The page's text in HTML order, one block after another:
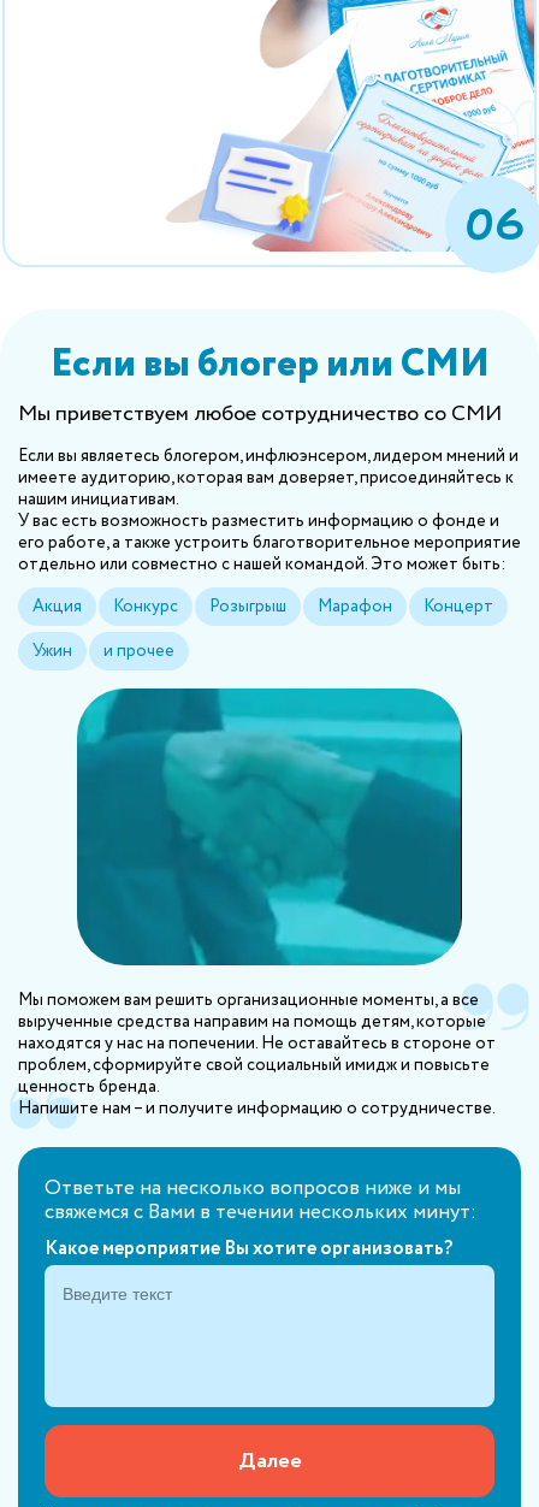
06
Если вы блогер или СМИ
Мы приветствуем любое сотрудничество со СМИ
Если вы являетесь блогером, инфлюэнсером, лидером мнений и
имеете аудиторию, которая вам доверяет, присоединяйтесь к
нашим инициативам.
У вас есть возможность разместить информацию о фонде и
его работе, а также устроить благотворительное мероприятие
отдельно или совместно с нашей командой. Это может быть:
Акция
Конкурс Розыгрыш Марафон
Концерт
Ужин
и прочее
Мы поможем вам решить организационные моменты, а все
вырученные средства направим на помощь детям, которые
находятся у нас на попечении. Не оставайтесь в стороне от
проблем, сформируйте свой социальный имидж и повысьте
ценность бренда.
Напишите нам – и получите информацию о сотрудничестве.
Ответьте на несколько вопросов ниже и мы
свяжемся с Вами в течении нескольких минут:
Какое мероприятие Вы хотите организовать?
Далее